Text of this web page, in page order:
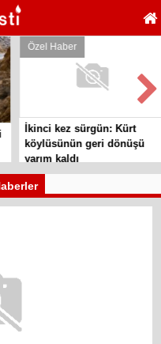
Özel Haber
İkinci kez sürgün: Kürt
köylüsünün geri dönüşü
yarım kaldı